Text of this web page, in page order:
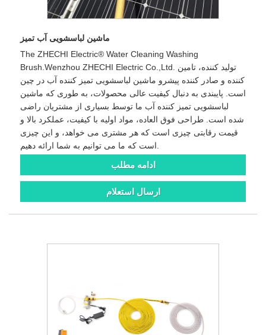
ماشین لباسشویی آب تمیز
The ZHECHI Electric® Water Cleaning Washing
Brush.Wenzhou ZHECHI Electric Co.,Ltd. تولید کننده، تامین
کننده و صادر کننده پیشرو ماشین لباسشویی تمیز کننده آب در چین
است. پایبندی به دنبال کیفیت عالی محصولات، به طوری که ماشین
لباسشویی تمیز کننده آب ما توسط بسیاری از مشتریان راضی
شده است. طراحی فوق العاده، مواد اولیه با کیفیت، عملکرد بالا و
قیمت رقابتی چیزی است که هر مشتری می خواهد، و این چیزی
ادامه مطلب
ارسال استعلام